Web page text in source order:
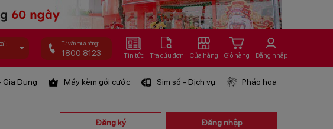
Tư vấn mua hàng:
1800 8123 Tin tức Tra cứu đơn Cửa hàng Giỏ hàng Đăng nhập
Dụng Máy kèm gói cước Sim số - Dịch vụ Pháo hoa
Đăng ký Đăng nhập